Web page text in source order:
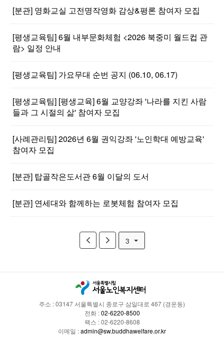
[분관] 영화교실 고전명작영화 감상&평론 참여자 모집
[평생교육팀] 6월 내부문화체험 <2026 북중미 월드컵 관
람> 일정 안내
[평생교육팀] 가요무대 순번 공지 (06.10, 06.17)
[평생교육팀] [평생교육] 6월 교양강좌 '나라를 지킨 사람
들과 그 시절의 삶' 참여자 모집
[사례관리팀] 2026년 6월 권익강좌 '노인학대 예방교육'
참여자 모집
[분관] 탑골작은도서관 6월 이달의 도서
[분관] 연세대와 함께하는 로봇체험 참여자 모집
3
주소 : 03147 서울특별시 종로구 삼일대로 467 (경운동)
전화 :02-6220-8500
팩스 : 02-6220-8608
이메일 :admin@sw.buddhawelfare.or.kr